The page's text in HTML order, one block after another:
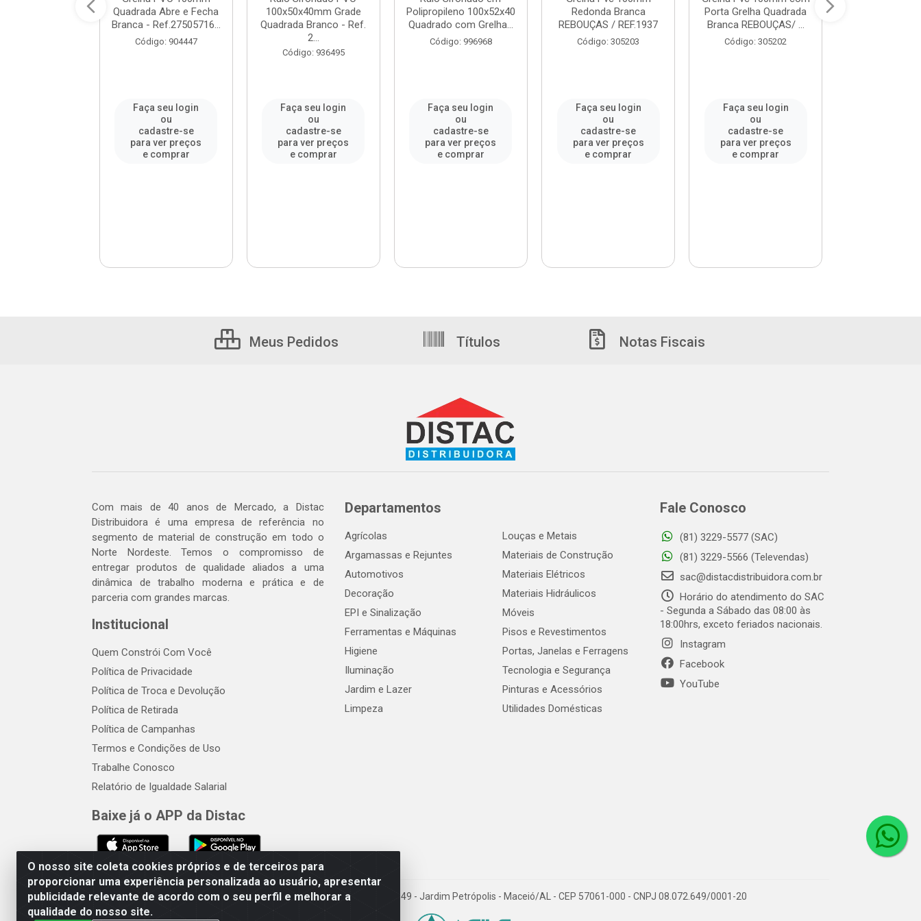
Quadrada Abre e Fecha
Branca - Ref.27505716...
Código: 904447
Faça seu login
ou
cadastre-se
para ver preços
e comprar
100x50x40mm Grade
Quadrada Branco - Ref.
2...
Código: 936495
Faça seu login
ou
cadastre-se
para ver preços
e comprar
Polipropileno 100x52x40
Quadrado com Grelha...
Código: 996968
Faça seu login
ou
cadastre-se
para ver preços
e comprar
Redonda Branca
REBOUÇAS / REF.1937
Código: 305203
Faça seu login
ou
cadastre-se
para ver preços
e comprar
Porta Grelha Quadrada
Branca REBOUÇAS/ ...
Código: 305202
Faça seu login
ou
cadastre-se
para ver preços
e comprar
O nosso site coleta cookies próprios e de terceiros para
proporcionar uma experiência personalizada ao usuário, apresentar
publicidade relevante de acordo com o seu perfil e melhorar a
qualidade do nosso site.
Meus Pedidos Títulos Notas Fiscais
Com mais de 40 anos de Mercado, a Distac
Distribuidora é uma empresa de referência no
segmento de material de construção em todo o
Norte Nordeste. Temos o compromisso de
entregar produtos de qualidade aliados a uma
dinâmica de trabalho moderna e prática e de
parceria com grandes marcas.
Institucional
Quem Constrói Com Você
Política de Privacidade
Política de Troca e Devolução
Política de Retirada
Política de Campanhas
Termos e Condições de Uso
Trabalhe Conosco
Relatório de Igualdade Salarial
Baixe já o APP da Distac
Departamentos
Agrícolas
Argamassas e Rejuntes
Automotivos
Decoração
EPI e Sinalização
Ferramentas e Máquinas
Higiene
Iluminação
Jardim e Lazer
Limpeza
Louças e Metais
Materiais de Construção
Materiais Elétricos
Materiais Hidráulicos
Móveis
Pisos e Revestimentos
Portas, Janelas e Ferragens
Tecnologia e Segurança
Pinturas e Acessórios
Utilidades Domésticas
Fale Conosco
(81) 3229-5577 (SAC)
(81) 3229-5566 (Televendas)
sac@distacdistribuidora.com.br
Horário do atendimento do SAC
- Segunda a Sábado das 08:00 às
18:00hrs, exceto feriados nacionais.
Instagram
Facebook
YouTube
Distac Distribuidora - Av. Durval de Góes Monteiro, 7049 - Jardim Petrópolis - Maceió/AL - CEP 57061-000 - CNPJ 08.072.649/0001-20